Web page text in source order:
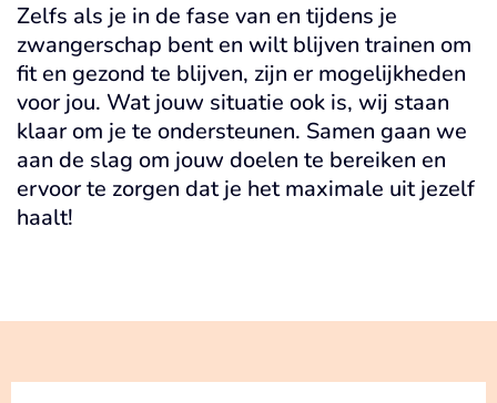
Zelfs als je in de fase van en tijdens je
zwangerschap bent en wilt blijven trainen om
fit en gezond te blijven, zijn er mogelijkheden
voor jou. Wat jouw situatie ook is, wij staan
klaar om je te ondersteunen. Samen gaan we
aan de slag om jouw doelen te bereiken en
ervoor te zorgen dat je het maximale uit jezelf
haalt!